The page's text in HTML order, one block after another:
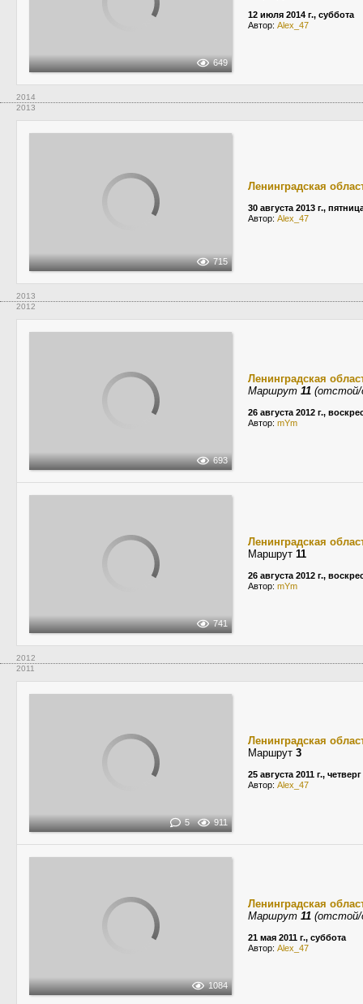
649
12 июля 2014 г., суббота
Автор: Alex_47
2014
2013
715
Ленинградская
30 августа 2013 г.,
Автор: Alex_47
2013
2012
693
Ленинградская
Маршрут 11 (отстой/
26 августа 2012 г.,
Автор: mYm
741
Ленинградская
Маршрут 11
26 августа 2012 г.,
Автор: mYm
2012
2011
5 911
Ленинградская
Маршрут 3
25 августа 2011 г., четверг
Автор: Alex_47
1084
Ленинградская
Маршрут 11 (отстой/
21 мая 2011 г., суббота
Автор: Alex_47